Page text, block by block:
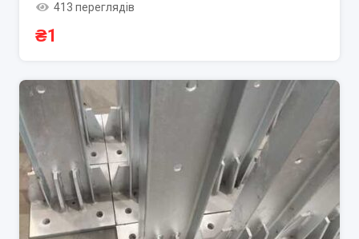
413 переглядів
₴1